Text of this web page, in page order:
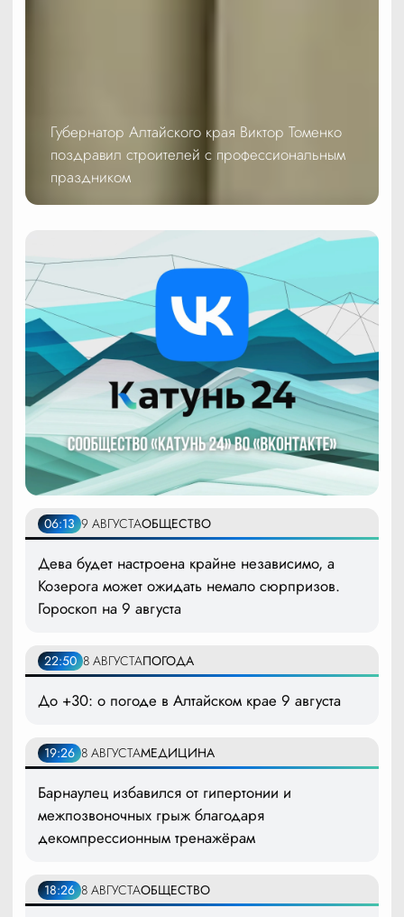
Губернатор Алтайского края Виктор Томенко
поздравил строителей с профессиональным
праздником
06:13 9 АВГУСТАОБЩЕСТВО
Дева будет настроена крайне независимо, а
Козерога может ожидать немало сюрпризов.
Гороскоп на 9 августа
22:50 8 АВГУСТАПОГОДА
До +30: о погоде в Алтайском крае 9 августа
19:26 8 АВГУСТАМЕДИЦИНА
Барнаулец избавился от гипертонии и
межпозвоночных грыж благодаря
декомпрессионным тренажёрам
18:26 8 АВГУСТАОБЩЕСТВО